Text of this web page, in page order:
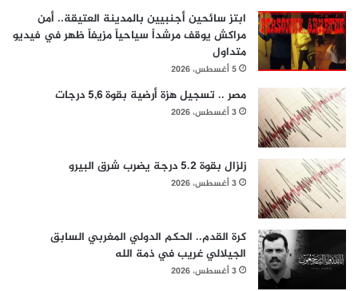
ابتز سائحين أجنبيين بالمدينة العتيقة.. أمن
مراكش يوقف مرشداً سياحياً مزيفاً ظهر في فيديو
متداول
5 أغسطس، 2026
مصر .. تسجيل هزة أرضية بقوة 5,6 درجات
3 أغسطس، 2026
زلزال بقوة 5.2 درجة يضرب شرق البيرو
3 أغسطس، 2026
كرة القدم.. الحكم الدولي المغربي السابق
الجيلالي غريب في ذمة الله
3 أغسطس، 2026